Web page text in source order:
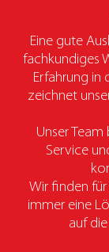
Eine gute
fachkundiges
Erfahrung in
zeichnet
Unser
Service
Wir finden für
immer eine
auf